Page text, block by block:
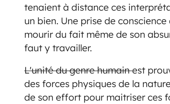
tenaient à distance ces
un bien. Une prise de
mourir du fait même de son
faut y travailler.
L'unité du genre humainest
des forces physiques de la
de son effort pour maitriser ces